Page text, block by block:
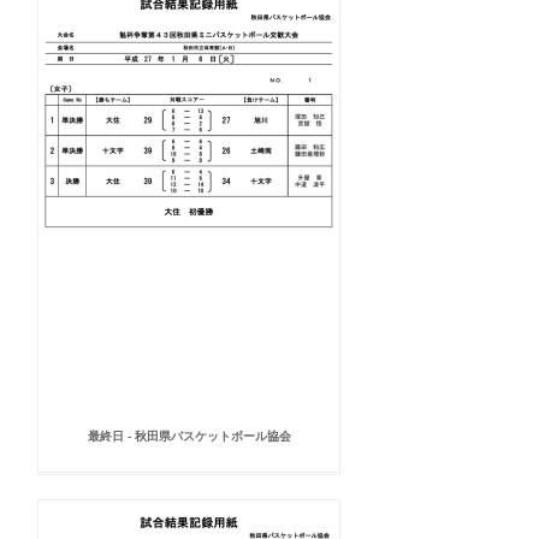
最終日 - 秋田県バスケットボール協会